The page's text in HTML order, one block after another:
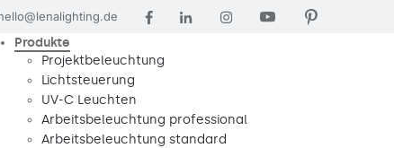
Produkte
Projektbeleuchtung
Lichtsteuerung
UV-C Leuchten
Arbeitsbeleuchtung professional
Arbeitsbeleuchtung standard